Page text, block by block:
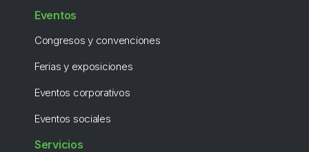
Eventos
Congresos y convenciones
Ferias y exposiciones
Eventos corporativos
Eventos sociales
Servicios